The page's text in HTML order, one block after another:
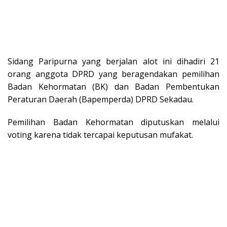
Sidang Paripurna yang berjalan alot ini dihadiri 21
orang anggota DPRD yang beragendakan pemilihan
Badan Kehormatan (BK) dan Badan Pembentukan
Peraturan Daerah (Bapemperda) DPRD Sekadau.
Pemilihan Badan Kehormatan diputuskan melalui
voting karena tidak tercapai keputusan mufakat.